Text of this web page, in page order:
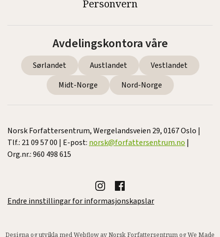
Personvern
Avdelingskontora våre
Sørlandet Austlandet
Vestlandet
Midt-Norge
Nord-Norge
Norsk Forfattersentrum, Wergelandsveien 29, 0167 Oslo |
Tlf.: 21 09 57 00 | E-post: norsk@forfattersentrum.no |
Org.nr.: 960 498 615
Endre innstillingar for informasjonskapslar
Designa og utvikla med Webflow av Norsk Forfattersentrum ogWe Made